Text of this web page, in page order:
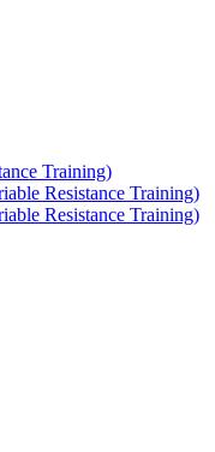
Training)
Resistance Training)
Resistance Training)